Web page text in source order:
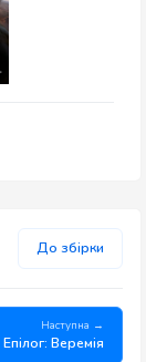
До збірки
Наступна →
Веремія